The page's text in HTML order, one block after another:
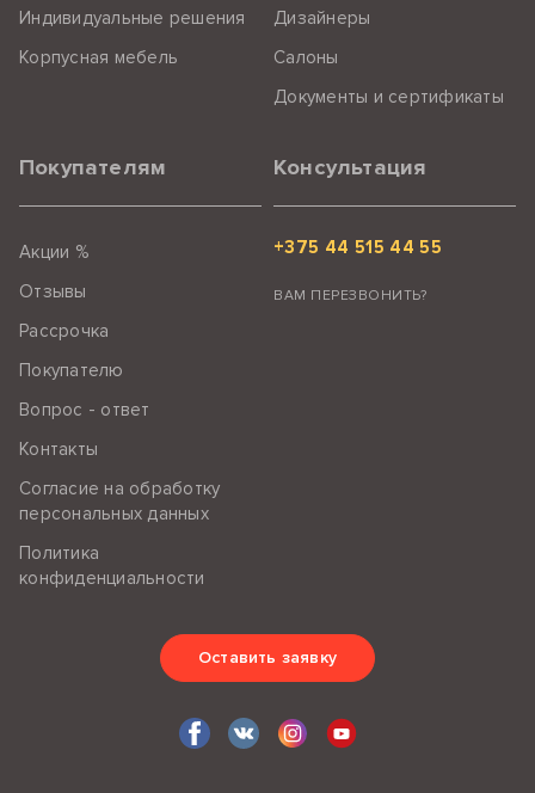
Индивидуальные решения
Корпусная мебель
Дизайнеры
Салоны
Документы и сертификаты
Покупателям
Акции %
Отзывы
Рассрочка
Покупателю
Вопрос - ответ
Контакты
Согласие на обработку
персональных данных
Политика
конфиденциальности
Консультация
+375 44 515 44 55
ВАМ ПЕРЕЗВОНИТЬ?
Оставить заявку